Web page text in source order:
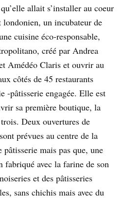
allait s’installer au coeur
un incubateur de
cuisine éco-responsable,
créé par Andrea
Amédéo Claris et ouvrir au
côtés de 45 restaurants
-pâtisserie engagée. Elle est
sa première boutique, la
Deux ouvertures de
prévues au centre de la
mais pas que, une
fabriqué avec la farine de son
et des pâtisseries
sans chichis mais avec du